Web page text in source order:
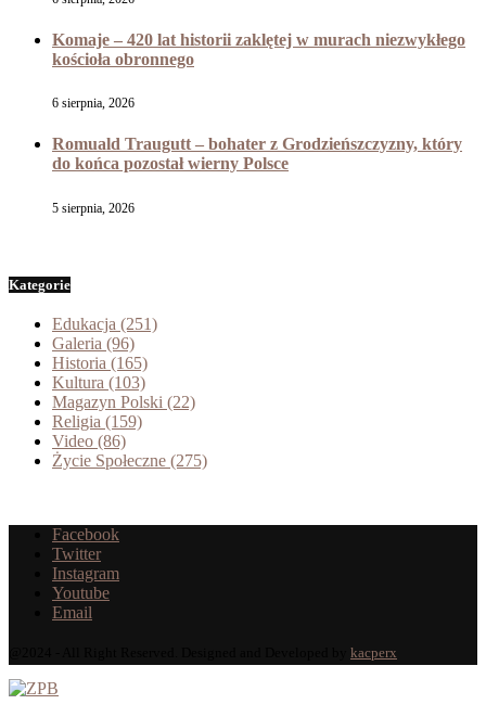
Komaje – 420 lat historii zaklętej w murach niezwykłego
kościoła obronnego
6 sierpnia, 2026
Romuald Traugutt – bohater z Grodzieńszczyzny, który
do końca pozostał wierny Polsce
5 sierpnia, 2026
Kategorie
Edukacja (251)
Galeria (96)
Historia (165)
Kultura (103)
Magazyn Polski (22)
Religia (159)
Video (86)
Życie Społeczne (275)
Facebook
Twitter
Instagram
Youtube
Email
kacperx